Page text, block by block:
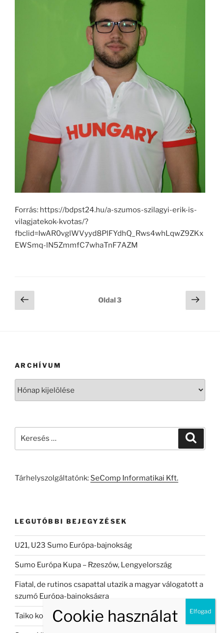
Forrás: https://bdpst24.hu/a-szumos-szilagyi-erik-is-
vilagjatekok-kvotas/?
fbclid=IwAR0vglWVyyd8PlFYdhQ_Rws4whLqwZ9ZKx
EWSmq-lN5ZmmfC7whaTnF7AZM
Bejegyzések
lapozása
Előző
oldal
Oldal3
oldal
ARCHÍVUM
Tárhelyszolgáltatónk: SeComp Informatikai Kft.
LEGUTÓBBI BEJEGYZÉSEK
U21, U23 Sumo Európa-bajnokság
Sumo Európa Kupa – Rzeszów, Lengyelország
Fiatal, de rutinos csapattal utazik a magyar válogatott a
szumó Európa-bajnokságra
Taiko koncert Veszprémban